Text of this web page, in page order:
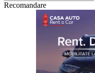
Recomandare